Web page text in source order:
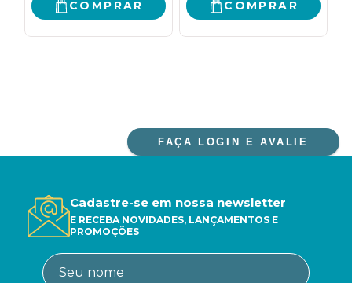
COMPRAR COMPRAR
FAÇA LOGIN E AVALIE
Cadastre-se em nossa newsletter
E RECEBA NOVIDADES, LANÇAMENTOS E
PROMOÇÕES